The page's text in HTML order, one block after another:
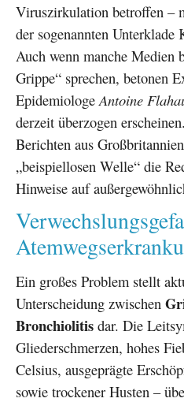
Viruszirkulation betroffen –
der sogenannten Unterklade
Auch wenn manche Medien
Grippe“ sprechen, betonen
Epidemiologe Antoine
derzeit überzogen
Berichten aus
„beispiellosen Welle“ die
Hinweise auf
Ein großes Problem stellt
Unterscheidung zwischen
Bronchiolitis dar. Die
Gliederschmerzen, hohes
Celsius, ausgeprägte
sowie trockener Husten –